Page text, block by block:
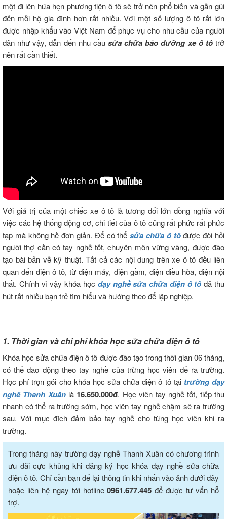
một đi lên hứa hẹn phương tiện ô tô sẽ trở nên phổ biến và gần gũi
đến mỗi hộ gia đình hơn rất nhiều. Với một số lượng ô tô rất lớn
được nhập khẩu vào Việt Nam để phục vụ cho nhu cầu của người
dân như vậy, dẫn đến nhu cầu sửa chữa bảo dưỡng xe ô tôtrở
nên rất cần thiết.
Với giá trị của một chiếc xe ô tô là tương đối lớn đồng nghĩa với
việc các hệ thống động cơ, chi tiết của ô tô cũng rất phức rất phức
tạp mà không hề đơn giản. Để có thểsửa chữa ô tôđược đòi hỏi
người thợ cần có tay nghề tốt, chuyên môn vững vàng, được đào
tạo bài bản về kỹ thuật. Tất cả các nội dung trên xe ô tô đều liên
quan đến điện ô tô, từ điện máy, điện gầm, điện điều hòa, điện nội
thất. Chính vì vậy khóa học dạy nghề sửa chữa điện ô tô đã thu
hút rất nhiều bạn trẻ tìm hiểu và hướng theo để lập nghiệp.
1. Thời gian và chi phí khóa học sửa chữa điện ô tô
Khóa học sửa chữa điện ô tô được đào tạo trong thời gian 06 tháng,
có thể dao động theo tay nghề của trừng học viên để ra trường.
Học phí trọn gói cho khóa học sửa chữa điện ô tô tại trường dạy
nghề Thanh Xuânlà 16.650.000đ. Học viên tay nghề tốt, tiếp thu
nhanh có thể ra trường sớm, học viên tay nghề chậm sẽ ra trường
sau. Với mục đích đảm bảo tay nghề cho từng học viên khi ra
trường.
Trong tháng này trường dạy nghề Thanh Xuân có chương trình
ưu đãi cực khủng khi đăng ký học khóa dạy nghề sửa chữa
điện ô tô. Chỉ cần bạn để lại thông tin khi nhấn vào ảnh dưới đây
hoặc liên hệ ngay tới hotline0961.677.445 để được tư vấn hỗ
trợ.